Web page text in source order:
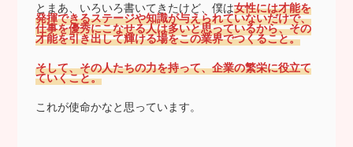
とまあ、いろいろ書いてきたけど、僕は女性には才能を
発揮できるステージや知識が与えられていないだけで、
仕事を優秀にこなせる人は多いと思っているから、その
才能を引き出して輝ける場をこの業界でつくること。
そして、その人たちの力を持って、企業の繁栄に役立て
ていくこと。
これが使命かなと思っています。